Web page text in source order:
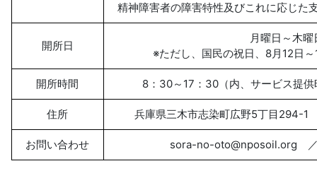
精神障害者の障害特性及びこれに応じた
開所日
月曜日～木曜
※ただし、国民の祝日、8月12日
開所時間 8：30～17：30（内、サービス提
住所 兵庫県三木市志染町広野5丁目294-
お問い合わせ sora-no-oto@nposoil.org